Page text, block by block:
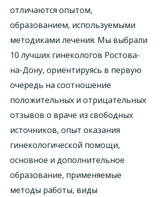
отличаются опытом,
образованием, используемыми
методиками лечения. Мы выбрали
10 лучших гинекологов Ростова-
на-Дону, ориентируясь в первую
очередь на соотношение
положительных и отрицательных
отзывов о враче из свободных
источников, опыт оказания
гинекологической помощи,
основное и дополнительное
образование, применяемые
методы работы, виды